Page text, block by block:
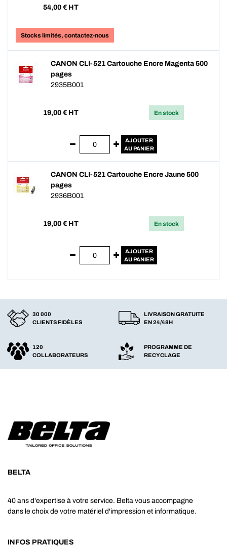
54,00 € HT
Stocks limités, contactez-nous
CANON CLI-521 Cartouche Encre Magenta 500
pages
2935B001
19,00 € HT En stock
AJOUTER
AU PANIER
CANON CLI-521 Cartouche Encre Jaune 500
pages
2936B001
19,00 € HT En stock
AJOUTER
AU PANIER
30 000
CLIENTS FIDÈLES
LIVRAISON GRATUITE
EN 24/48H
120
COLLABORATEURS
PROGRAMME DE
RECYCLAGE
BELTA
40 ans d'expertise à votre service. Belta vous accompagne
dans le choix de votre matériel d'impression et informatique.
INFOS PRATIQUES